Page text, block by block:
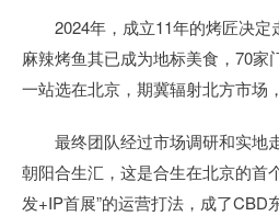
2024年，成立11年的烤匠决定
麻辣烤鱼其已成为地标美食，70家
一站选在北京，期冀辐射北方市场
最终团队经过市场调研和实地
朝阳合生汇，这是合生在北京的首
发+IP首展”的运营打法，成了CBD